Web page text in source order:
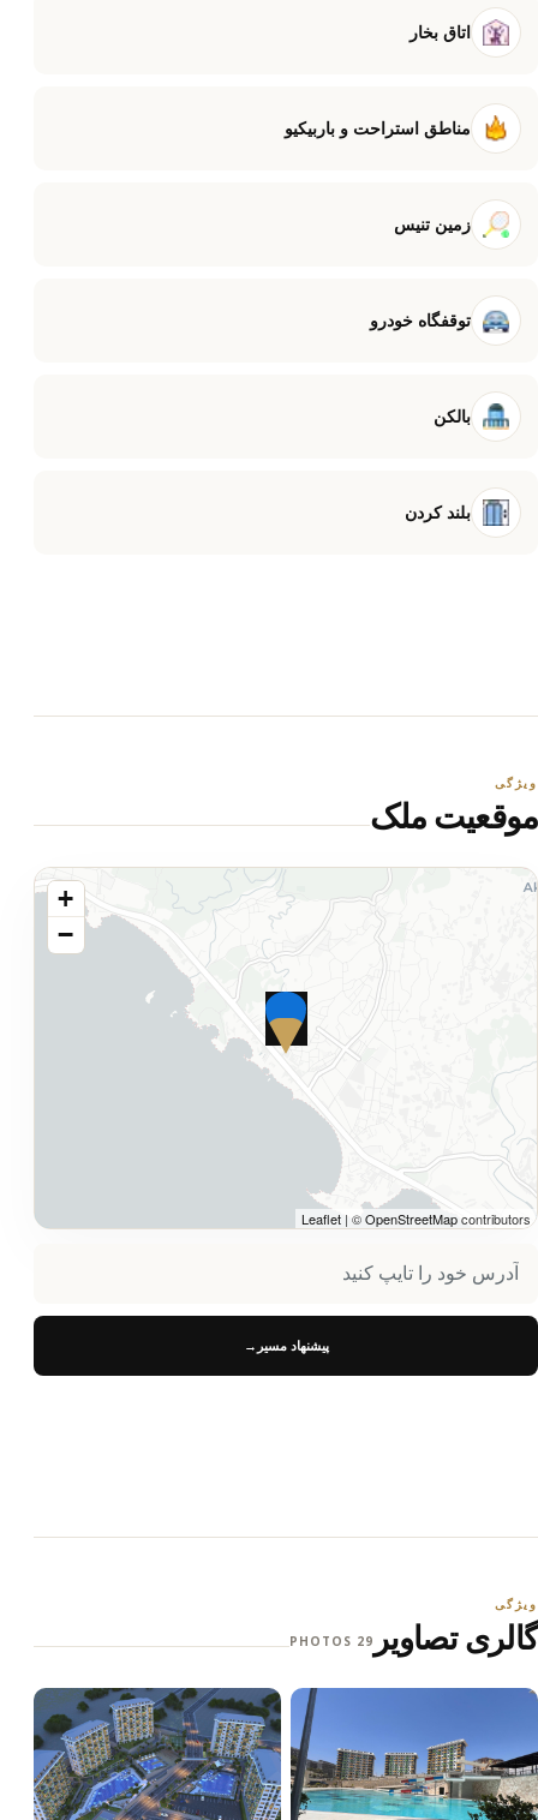
اتاق بخار
مناطق استراحت و باربیکیو
زمین تنیس
توقفگاه خودرو
بالکن
بلند کردن
ویژگی
موقعیت ملک
+
−
Leaflet | ©OpenStreetMapcontributors
پیشنهاد مسیر →
ویژگی
گالری تصاویر 29 PHOTOS